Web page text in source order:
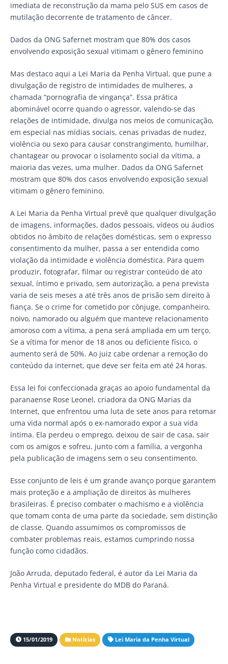
imediata de reconstrução da mama pelo SUS em casos de
mutilação decorrente de tratamento de câncer.
Dados da ONG Safernet mostram que 80% dos casos
envolvendo exposição sexual vitimam o gênero feminino
Mas destaco aqui a Lei Maria da Penha Virtual, que pune a
divulgação de registro de intimidades de mulheres, a
chamada “pornografia de vingança”. Essa prática
abominável ocorre quando o agressor, valendo-se das
relações de intimidade, divulga nos meios de comunicação,
em especial nas mídias sociais, cenas privadas de nudez,
violência ou sexo para causar constrangimento, humilhar,
chantagear ou provocar o isolamento social da vítima, a
maioria das vezes, uma mulher. Dados da ONG Safernet
mostram que 80% dos casos envolvendo exposição sexual
vitimam o gênero feminino.
A Lei Maria da Penha Virtual prevê que qualquer divulgação
de imagens, informações, dados pessoais, vídeos ou áudios
obtidos no âmbito de relações domésticas, sem o expresso
consentimento da mulher, passa a ser entendida como
violação da intimidade e violência doméstica. Para quem
produzir, fotografar, filmar ou registrar conteúdo de ato
sexual, íntimo e privado, sem autorização, a pena prevista
varia de seis meses a até três anos de prisão sem direito à
fiança. Se o crime for cometido por cônjuge, companheiro,
noivo, namorado ou alguém que manteve relacionamento
amoroso com a vítima, a pena será ampliada em um terço.
Se a vítima for menor de 18 anos ou deficiente físico, o
aumento será de 50%. Ao juiz cabe ordenar a remoção do
conteúdo da internet, que deve ser feita em até 24 horas.
Essa lei foi confeccionada graças ao apoio fundamental da
paranaense Rose Leonel, criadora da ONG Marias da
Internet, que enfrentou uma luta de sete anos para retomar
uma vida normal após o ex-namorado expor a sua vida
íntima. Ela perdeu o emprego, deixou de sair de casa, sair
com os amigos e sofreu, junto com a família, a vergonha
pela publicação de imagens sem o seu consentimento.
Esse conjunto de leis é um grande avanço porque garantem
mais proteção e a ampliação de direitos às mulheres
brasileiras. É preciso combater o machismo e a violência
que tomam conta de uma parte da sociedade, sem distinção
de classe. Quando assumimos os compromissos de
combater problemas reais, estamos cumprindo nossa
função como cidadãos.
João Arruda, deputado federal, é autor da Lei Maria da
Penha Virtual e presidente do MDB do Paraná.
15/01/2019 Notícias Lei Maria da Penha Virtual